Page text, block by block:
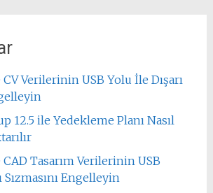
Verilerinin USB Yolu İle Dışarı
12.5 ile Yedekleme Planı Nasıl
Tasarım Verilerinin USB
Sızmasını Engelleyin